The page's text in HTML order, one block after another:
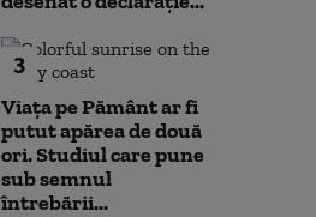
3
Viața pe Pământ ar fi
putut apărea de două
ori. Studiul care pune
sub semnul
întrebării...